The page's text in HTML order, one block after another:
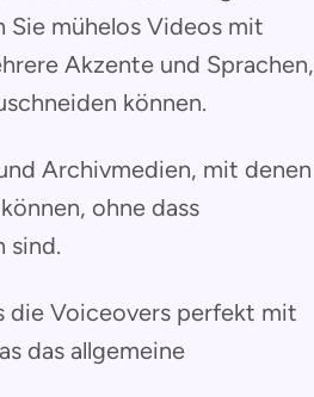
Sie mühelos Videos mit
Akzente und Sprachen,
können.
Archivmedien, mit denen
ohne dass
sind.
die Voiceovers perfekt mit
das allgemeine